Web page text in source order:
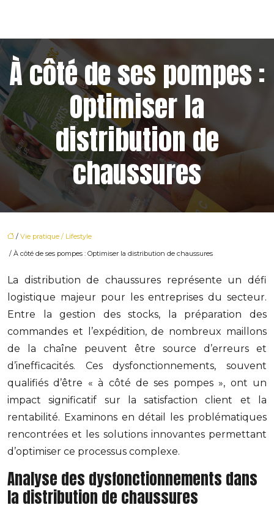
À côté de ses pompes :
Optimiser la
distribution de
chaussures
/ Vie pratique / Lifestyle
/ À côté de ses pompes : Optimiser la distribution de chaussures
La distribution de chaussures représente un défi
logistique majeur pour les entreprises du secteur.
Entre la gestion des stocks, la préparation des
commandes et l’expédition, de nombreux maillons
de la chaîne peuvent être source d’erreurs et
d’inefficacités. Ces dysfonctionnements, souvent
qualifiés d’être « à côté de ses pompes », ont un
impact significatif sur la satisfaction client et la
rentabilité. Examinons en détail les problématiques
rencontrées et les solutions innovantes permettant
d’optimiser ce processus complexe.
Analyse des dysfonctionnements dans
la distribution de chaussures